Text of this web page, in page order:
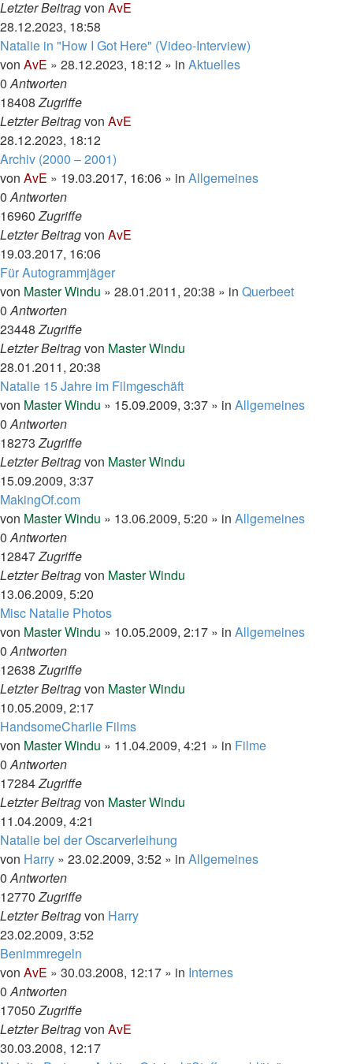
Letzter Beitragvon AvE
28.12.2023, 18:58
Natalie in "How I Got Here" (Video-Interview)
von AvE » 28.12.2023, 18:12 » in Aktuelles
0Antworten
18408Zugriffe
Letzter Beitragvon AvE
28.12.2023, 18:12
Archiv (2000 – 2001)
von AvE » 19.03.2017, 16:06 » in Allgemeines
0Antworten
16960Zugriffe
Letzter Beitragvon AvE
19.03.2017, 16:06
Für Autogrammjäger
von Master Windu » 28.01.2011, 20:38 » in Querbeet
0Antworten
23448Zugriffe
Letzter Beitragvon Master Windu
28.01.2011, 20:38
Natalie 15 Jahre im Filmgeschäft
von Master Windu » 15.09.2009, 3:37 » in Allgemeines
0Antworten
18273Zugriffe
Letzter Beitragvon Master Windu
15.09.2009, 3:37
MakingOf.com
von Master Windu » 13.06.2009, 5:20 » in Allgemeines
0Antworten
12847Zugriffe
Letzter Beitragvon Master Windu
13.06.2009, 5:20
Misc Natalie Photos
von Master Windu » 10.05.2009, 2:17 » in Allgemeines
0Antworten
12638Zugriffe
Letzter Beitragvon Master Windu
10.05.2009, 2:17
HandsomeCharlie Films
von Master Windu » 11.04.2009, 4:21 » in Filme
0Antworten
17284Zugriffe
Letzter Beitragvon Master Windu
11.04.2009, 4:21
Natalie bei der Oscarverleihung
von Harry » 23.02.2009, 3:52 » in Allgemeines
0Antworten
12770Zugriffe
Letzter Beitragvon Harry
23.02.2009, 3:52
Benimmregeln
von AvE » 30.03.2008, 12:17 » in Internes
0Antworten
17050Zugriffe
Letzter Beitragvon AvE
30.03.2008, 12:17